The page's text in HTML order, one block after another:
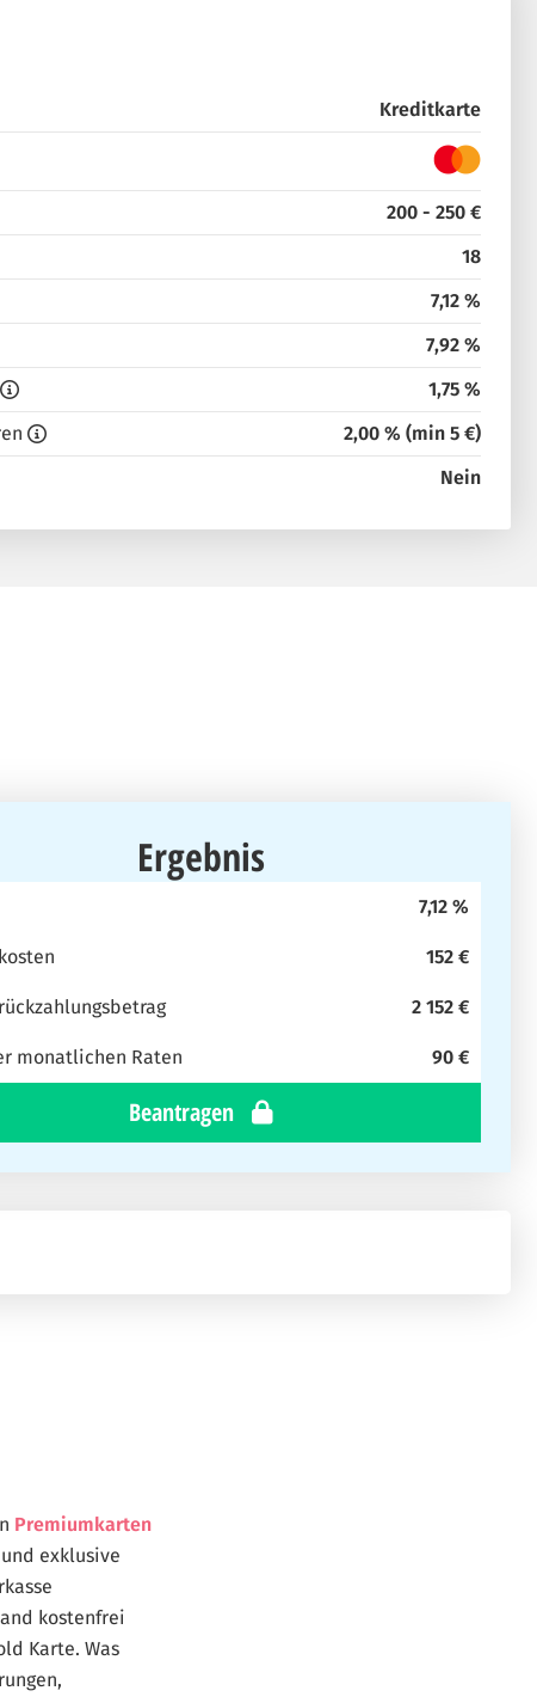
Kreditkarte
200 - 250 €
18
7,12 %
7,92 %
1,75 %
2,00 % (min 5 €)
Nein
Ergebnis
7,12 %
152 €
2 152 €
monatlichen Raten 90 €
Beantragen
Premiumkarten
exklusive
kostenfrei
Karte. Was